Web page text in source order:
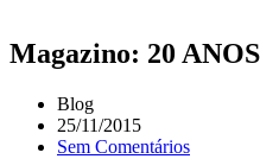
Magazino: 20
Blog
25/11/2015
Sem Comentários